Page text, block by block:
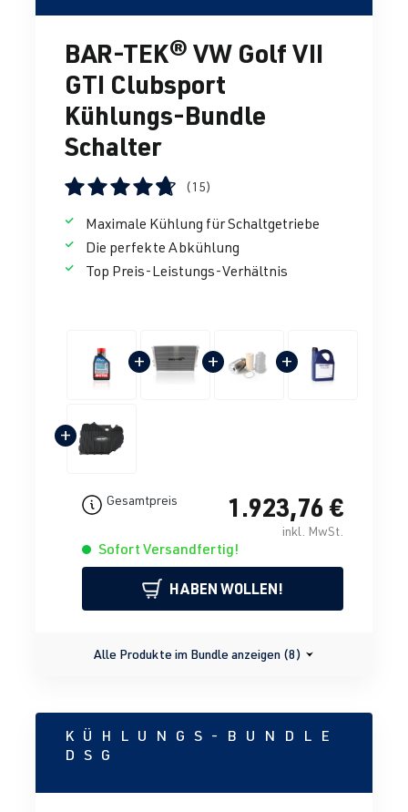
BAR-TEK® VW Golf VII
GTI Clubsport
Kühlungs-Bundle
Schalter
(15)
Maximale Kühlung für Schaltgetriebe
Die perfekte Abkühlung
Top Preis-Leistungs-Verhältnis
+ + +
+
Gesamtpreis 1.923,76 €
inkl. MwSt.
Sofort Versandfertig!
HABEN WOLLEN!
Alle Produkte im Bundle anzeigen (8)
KÜHLUNGS-BUNDLE
DSG